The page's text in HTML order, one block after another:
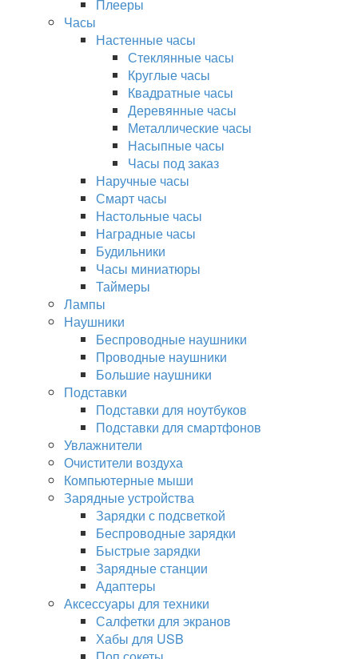
Плееры
Часы
Настенные часы
Стеклянные часы
Круглые часы
Квадратные часы
Деревянные часы
Металлические часы
Насыпные часы
Часы под заказ
Наручные часы
Смарт часы
Настольные часы
Наградные часы
Будильники
Часы миниатюры
Таймеры
Лампы
Наушники
Беспроводные наушники
Проводные наушники
Большие наушники
Подставки
Подставки для ноутбуков
Подставки для смартфонов
Увлажнители
Очистители воздуха
Компьютерные мыши
Зарядные устройства
Зарядки с подсветкой
Беспроводные зарядки
Быстрые зарядки
Зарядные станции
Адаптеры
Аксессуары для техники
Салфетки для экранов
Хабы для USB